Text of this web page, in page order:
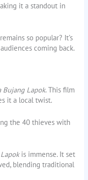
it a standout in
so popular? It’s
coming back.
Bujang Lapok. This film
it a local twist.
the 40 thieves with
is immense. It set
blending traditional